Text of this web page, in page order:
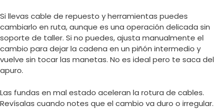
Si llevas cable de repuesto y herramientas puedes
cambiarlo en ruta, aunque es una operación delicada sin
soporte de taller. Si no puedes, ajusta manualmente el
cambio para dejar la cadena en un piñón intermedio y
vuelve sin tocar las manetas. No es ideal pero te saca del
apuro.
Las fundas en mal estado aceleran la rotura de cables.
Revísalas cuando notes que el cambio va duro o irregular.